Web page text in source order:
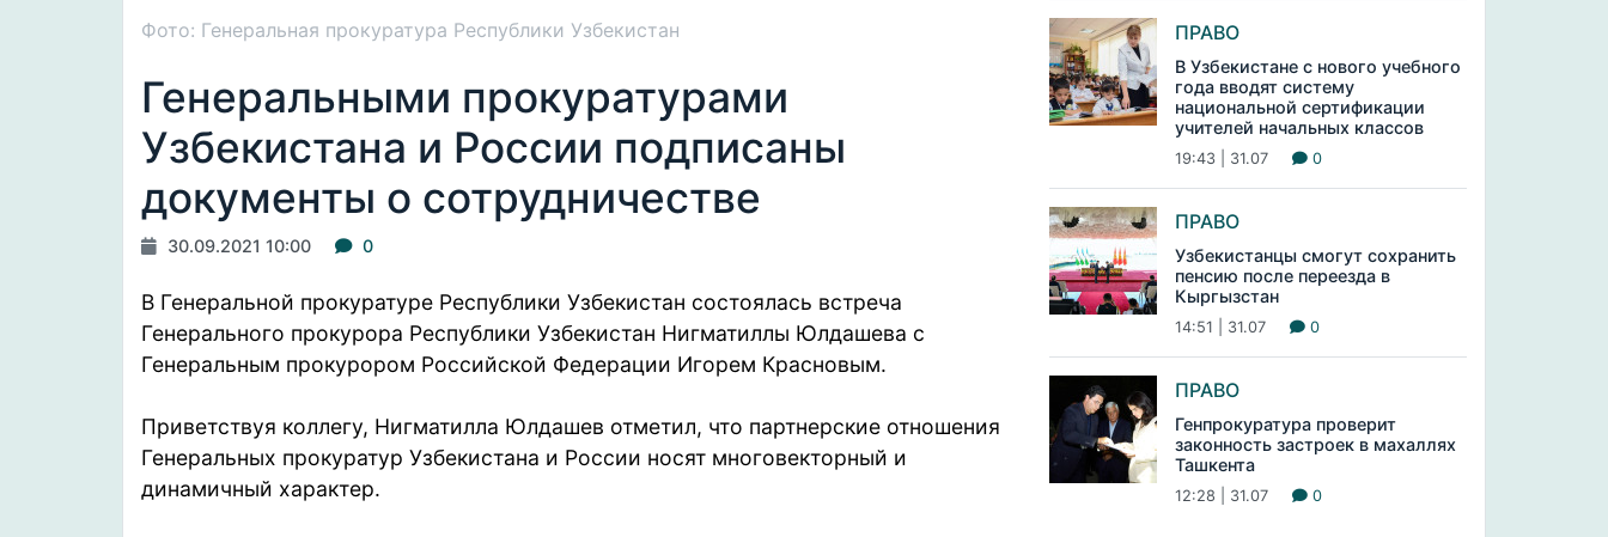
Фото: Генеральная прокуратура Республики Узбекистан
Генеральными прокуратурами
Узбекистана и России подписаны
документы о сотрудничестве
30.09.2021 10:00 0
В Генеральной прокуратуре Республики Узбекистан состоялась встреча
Генерального прокурора Республики Узбекистан Нигматиллы Юлдашева с
Генеральным прокурором Российской Федерации Игорем Красновым.
Приветствуя коллегу, Нигматилла Юлдашев отметил, что партнерские отношения
Генеральных прокуратур Узбекистана и России носят многовекторный и
динамичный характер.
ПРАВО
В Узбекистане с нового учебного
года вводят систему
национальной сертификации
учителей начальных классов
19:43 | 31.07 0
ПРАВО
Узбекистанцы смогут сохранить
пенсию после переезда в
Кыргызстан
14:51 | 31.07 0
ПРАВО
Генпрокуратура проверит
законность застроек в махаллях
Ташкента
12:28 | 31.07 0